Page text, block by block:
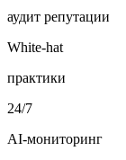
аудит репутации
White‑hat
практики
24/7
AI‑мониторинг